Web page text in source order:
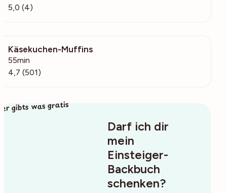
5,0 (4)
Käsekuchen-Muffins
55min
4,7 (501)
Darf ich dir
mein
Einsteiger-
Backbuch
schenken?
gibts was gratis